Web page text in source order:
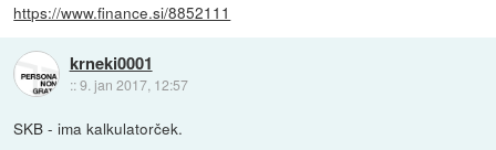
https://www.finance.si/8852111
krneki0001
::9. jan 2017, 12:57
SKB - ima kalkulatorček.